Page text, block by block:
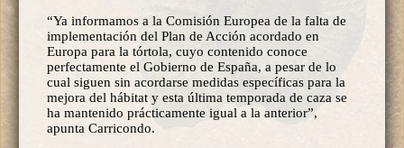
“Ya informamos a la Comisión Europea de la falta de
implementación del Plan de Acción acordado en
Europa para la tórtola, cuyo contenido conoce
perfectamente el Gobierno de España, a pesar de lo
cual siguen sin acordarse medidas específicas para la
mejora del hábitat y esta última temporada de caza se
ha mantenido prácticamente igual a la anterior”,
apunta Carricondo.